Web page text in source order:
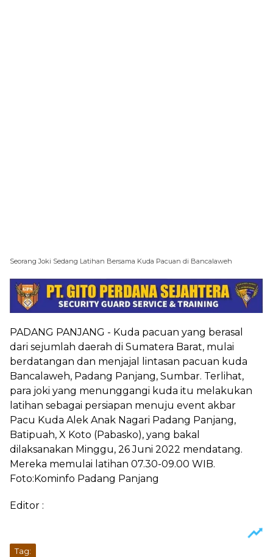
Seorang Joki Sedang Latihan Bersama Kuda Pacuan di Bancalaweh
PADANG PANJANG - Kuda pacuan yang berasal
dari sejumlah daerah di Sumatera Barat, mulai
berdatangan dan menjajal lintasan pacuan kuda
Bancalaweh, Padang Panjang, Sumbar. Terlihat,
para joki yang menunggangi kuda itu melakukan
latihan sebagai persiapan menuju event akbar
Pacu Kuda Alek Anak Nagari Padang Panjang,
Batipuah, X Koto (Pabasko), yang bakal
dilaksanakan Minggu, 26 Juni 2022 mendatang.
Mereka memulai latihan 07.30-09.00 WIB.
Foto:Kominfo Padang Panjang
Editor :
Tag: